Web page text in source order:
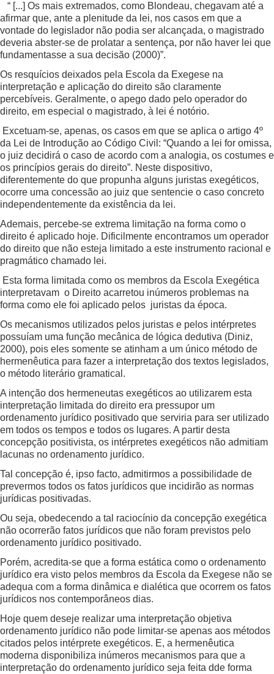
“ [...] Os mais extremados, como Blondeau, chegavam até a
afirmar que, ante a plenitude da lei, nos casos em que a
vontade do legislador não podia ser alcançada, o magistrado
deveria abster-se de prolatar a sentença, por não haver lei que
fundamentasse a sua decisão (2000)”.
Os resquícios deixados pela Escola da Exegese na
interpretação e aplicação do direito são claramente
percebíveis. Geralmente, o apego dado pelo operador do
direito, em especial o magistrado, à lei é notório.
Excetuam-se, apenas, os casos em que se aplica o artigo 4º
da Lei de Introdução ao Código Civil: “Quando a lei for omissa,
o juiz decidirá o caso de acordo com a analogia, os costumes e
os princípios gerais do direito”. Neste dispositivo,
diferentemente do que propunha alguns juristas exegéticos,
ocorre uma concessão ao juiz que sentencie o caso concreto
independentemente da existência da lei.
Ademais, percebe-se extrema limitação na forma como o
direito é aplicado hoje. Dificilmente encontramos um operador
do direito que não esteja limitado a este instrumento racional e
pragmático chamado lei.
Esta forma limitada como os membros da Escola Exegética
interpretavam o Direito acarretou inúmeros problemas na
forma como ele foi aplicado pelos juristas da época.
Os mecanismos utilizados pelos juristas e pelos intérpretes
possuíam uma função mecânica de lógica dedutiva (Diniz,
2000), pois eles somente se atinham a um único método de
hermenêutica para fazer a interpretação dos textos legislados,
o método literário gramatical.
A intenção dos hermeneutas exegéticos ao utilizarem esta
interpretação limitada do direito era pressupor um
ordenamento jurídico positivado que serviria para ser utilizado
em todos os tempos e todos os lugares. A partir desta
concepção positivista, os intérpretes exegéticos não admitiam
lacunas no ordenamento jurídico.
Tal concepção é, ipso facto, admitirmos a possibilidade de
prevermos todos os fatos jurídicos que incidirão as normas
jurídicas positivadas.
Ou seja, obedecendo a tal raciocínio da concepção exegética
não ocorrerão fatos jurídicos que não foram previstos pelo
ordenamento jurídico positivado.
Porém, acredita-se que a forma estática como o ordenamento
jurídico era visto pelos membros da Escola da Exegese não se
adequa com a forma dinâmica e dialética que ocorrem os fatos
jurídicos nos contemporâneos dias.
Hoje quem deseje realizar uma interpretação objetiva
ordenamento jurídico não pode limitar-se apenas aos métodos
citados pelos intérprete exegéticos. E, a hermenêutica
moderna disponibiliza inúmeros mecanismos para que a
interpretação do ordenamento jurídico seja feita dde forma